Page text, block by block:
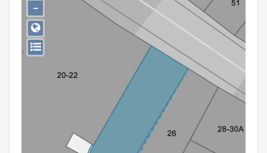
Persoon of collectief
Downloads
−